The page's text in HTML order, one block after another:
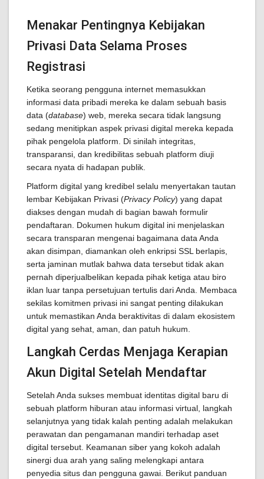
Menakar Pentingnya Kebijakan
Privasi Data Selama Proses
Registrasi
Ketika seorang pengguna internet memasukkan
informasi data pribadi mereka ke dalam sebuah basis
data (database) web, mereka secara tidak langsung
sedang menitipkan aspek privasi digital mereka kepada
pihak pengelola platform. Di sinilah integritas,
transparansi, dan kredibilitas sebuah platform diuji
secara nyata di hadapan publik.
Platform digital yang kredibel selalu menyertakan tautan
lembar Kebijakan Privasi (Privacy Policy) yang dapat
diakses dengan mudah di bagian bawah formulir
pendaftaran. Dokumen hukum digital ini menjelaskan
secara transparan mengenai bagaimana data Anda
akan disimpan, diamankan oleh enkripsi SSL berlapis,
serta jaminan mutlak bahwa data tersebut tidak akan
pernah diperjualbelikan kepada pihak ketiga atau biro
iklan luar tanpa persetujuan tertulis dari Anda. Membaca
sekilas komitmen privasi ini sangat penting dilakukan
untuk memastikan Anda beraktivitas di dalam ekosistem
digital yang sehat, aman, dan patuh hukum.
Langkah Cerdas Menjaga Kerapian
Akun Digital Setelah Mendaftar
Setelah Anda sukses membuat identitas digital baru di
sebuah platform hiburan atau informasi virtual, langkah
selanjutnya yang tidak kalah penting adalah melakukan
perawatan dan pengamanan mandiri terhadap aset
digital tersebut. Keamanan siber yang kokoh adalah
sinergi dua arah yang saling melengkapi antara
penyedia situs dan pengguna gawai. Berikut panduan